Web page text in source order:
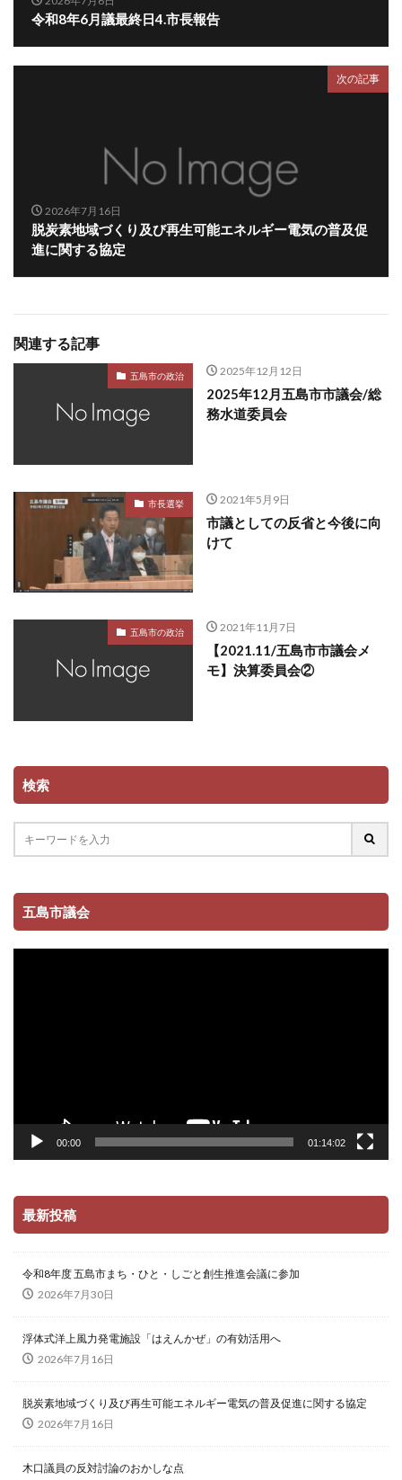
令和8年6月議最終日4.市長報告
次の記事
2026年7月16日
脱炭素地域づくり及び再生可能エネルギー電気の普及促
進に関する協定
関連する記事
五島市の政治 2025年12月12日
2025年12月五島市市議会/総
務水道委員会
市長選挙 2021年5月9日
市議としての反省と今後に向
けて
五島市の政治 2021年11月7日
【2021.11/五島市市議会メ
モ】決算委員会②
検索
五島市議会
動
00:00 01:14:02
最新投稿
令和8年度 五島市まち・ひと・しごと創生推進会議に参加
2026年7月30日
浮体式洋上風力発電施設「はえんかぜ」の有効活用へ
2026年7月16日
脱炭素地域づくり及び再生可能エネルギー電気の普及促進に関する協定
2026年7月16日
木口議員の反対討論のおかしな点